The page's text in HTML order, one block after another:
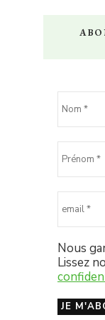
Nous
Lissez